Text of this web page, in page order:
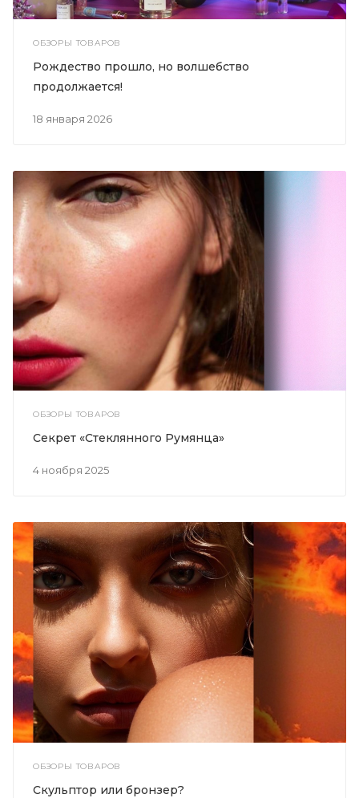
ОБЗОРЫ ТОВАРОВ
18 января 2026
Рождество прошло, но волшебство
продолжается!
ОБЗОРЫ ТОВАРОВ
4 ноября 2025
Секрет «Стеклянного Румянца»
ОБЗОРЫ ТОВАРОВ
Скульптор или бронзер?